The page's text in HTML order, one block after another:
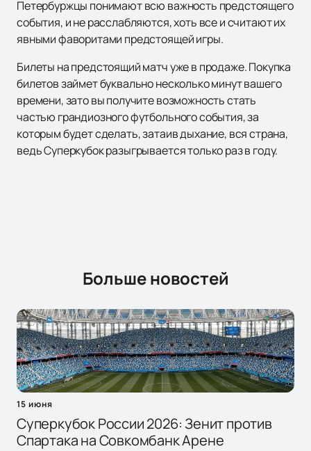
Петербуржцы понимают всю важность предстоящего
события, и не расслабляются, хоть все и считают их
явными фаворитами предстоящей игры.
Билеты на предстоящий матч уже в продаже. Покупка
билетов займет буквально несколько минут вашего
времени, зато вы получите возможность стать
частью грандиозного футбольного события, за
которым будет сделать, затаив дыхание, вся страна,
ведь Суперкубок разыгрывается только раз в году.
Больше новостей
15 июня
Суперкубок России 2026: Зенит против
Спартака на Совкомбанк Арене